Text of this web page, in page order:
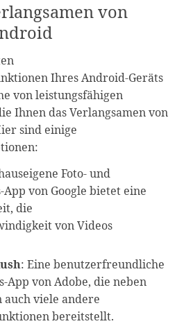
von
Ihres Android-Geräts
von leistungsfähigen
Ihnen das Verlangsamen von
sind einige
Foto- und
von Google bietet eine
die
von Videos
: Eine benutzerfreundliche
App von Adobe, die neben
auch viele andere
bereitstellt.